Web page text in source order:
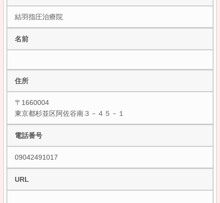
結羽指圧治療院
名前
住所
〒1660004
東京都杉並区阿佐谷南３－４５－１
電話番号
09042491017
URL